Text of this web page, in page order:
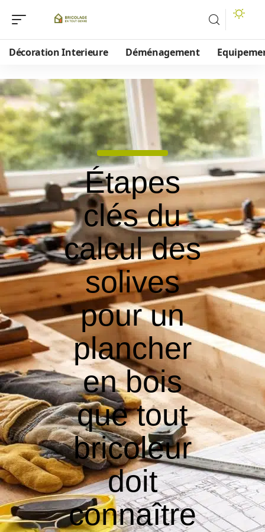
Décoration Interieure Déménagement
Étapes
clés du
calcul des
solives
pour un
plancher
en bois
que tout
bricoleur
doit
connaître